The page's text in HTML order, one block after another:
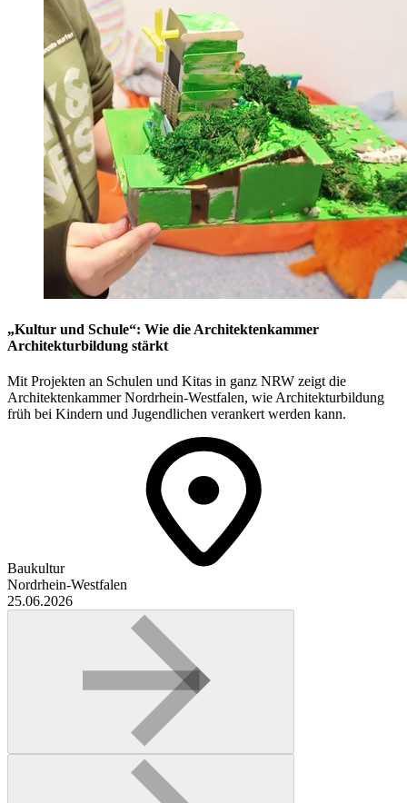
„Kultur und Schule“: Wie die Architektenkammer
Architekturbildung stärkt
Mit Projekten an Schulen und Kitas in ganz NRW zeigt die
Architektenkammer Nordrhein-Westfalen, wie Architekturbildung
früh bei Kindern und Jugendlichen verankert werden kann.
Baukultur
Nordrhein-Westfalen
25.06.2026